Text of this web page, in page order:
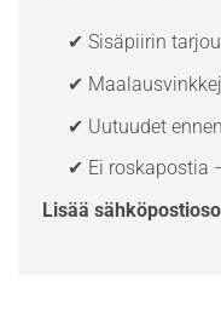
✔ Sisäpiirin
✔
✔ Uutuudet
✔ Ei roskapostia
Lisää